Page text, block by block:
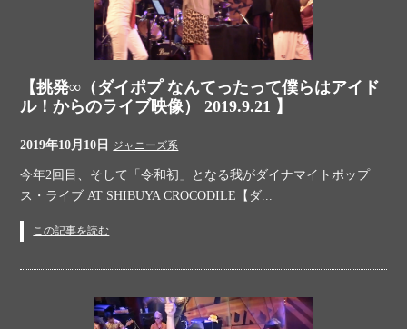
【挑発∞（ダイポプ なんてったって僕らはアイド
ル！からのライブ映像） 2019.9.21 】
2019年10月10日 ジャニーズ系
今年2回目、そして「令和初」となる我がダイナマイトポップ
ス・ライブ AT SHIBUYA CROCODILE【ダ...
この記事を読む